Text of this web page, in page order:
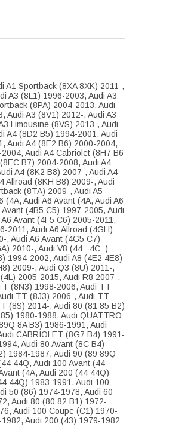
A1 Sportback (8XA 8XK) 2011-,
A3 (8L1) 1996-2003, Audi A3
(8PA) 2004-2013, Audi
Audi A3 (8V1) 2012-, Audi A3
Limousine (8VS) 2013-, Audi
A4 (8D2 B5) 1994-2001, Audi
Audi A4 (8E2 B6) 2000-2004,
Audi A4 Cabriolet (8H7 B6
B7) 2004-2008, Audi A4
A4 (8K2 B8) 2007-, Audi A4
Allroad (8KH B8) 2009-, Audi
(8TA) 2009-, Audi A5
(4A, Audi A6 Avant (4A, Audi A6
(4B5 C5) 1997-2005, Audi
Avant (4F5 C6) 2005-2011,
2011, Audi A6 Allroad (4GH)
, Audi A6 Avant (4G5 C7)
2010-, Audi V8 (44_ 4C_)
1994-2002, Audi A8 (4E2 4E8)
2009-, Audi Q3 (8U) 2011-,
2005-2015, Audi R8 2007-,
(8N3) 1998-2006, Audi TT
TT (8J3) 2006-, Audi TT
(8S) 2014-, Audi 80 (81 85 B2)
1980-1988, Audi QUATTRO
8A B3) 1986-1991, Audi
CABRIOLET (8G7 B4) 1991-
Audi 80 Avant (8C B4)
1984-1987, Audi 90 (89 89Q
44Q, Audi 100 Avant (44
(4A, Audi 200 (44 44Q)
44Q) 1983-1991, Audi 100
50 (86) 1974-1978, Audi 60
Audi 80 (80 82 B1) 1972-
Audi 100 Coupe (C1) 1970-
Audi 200 (43) 1979-1982